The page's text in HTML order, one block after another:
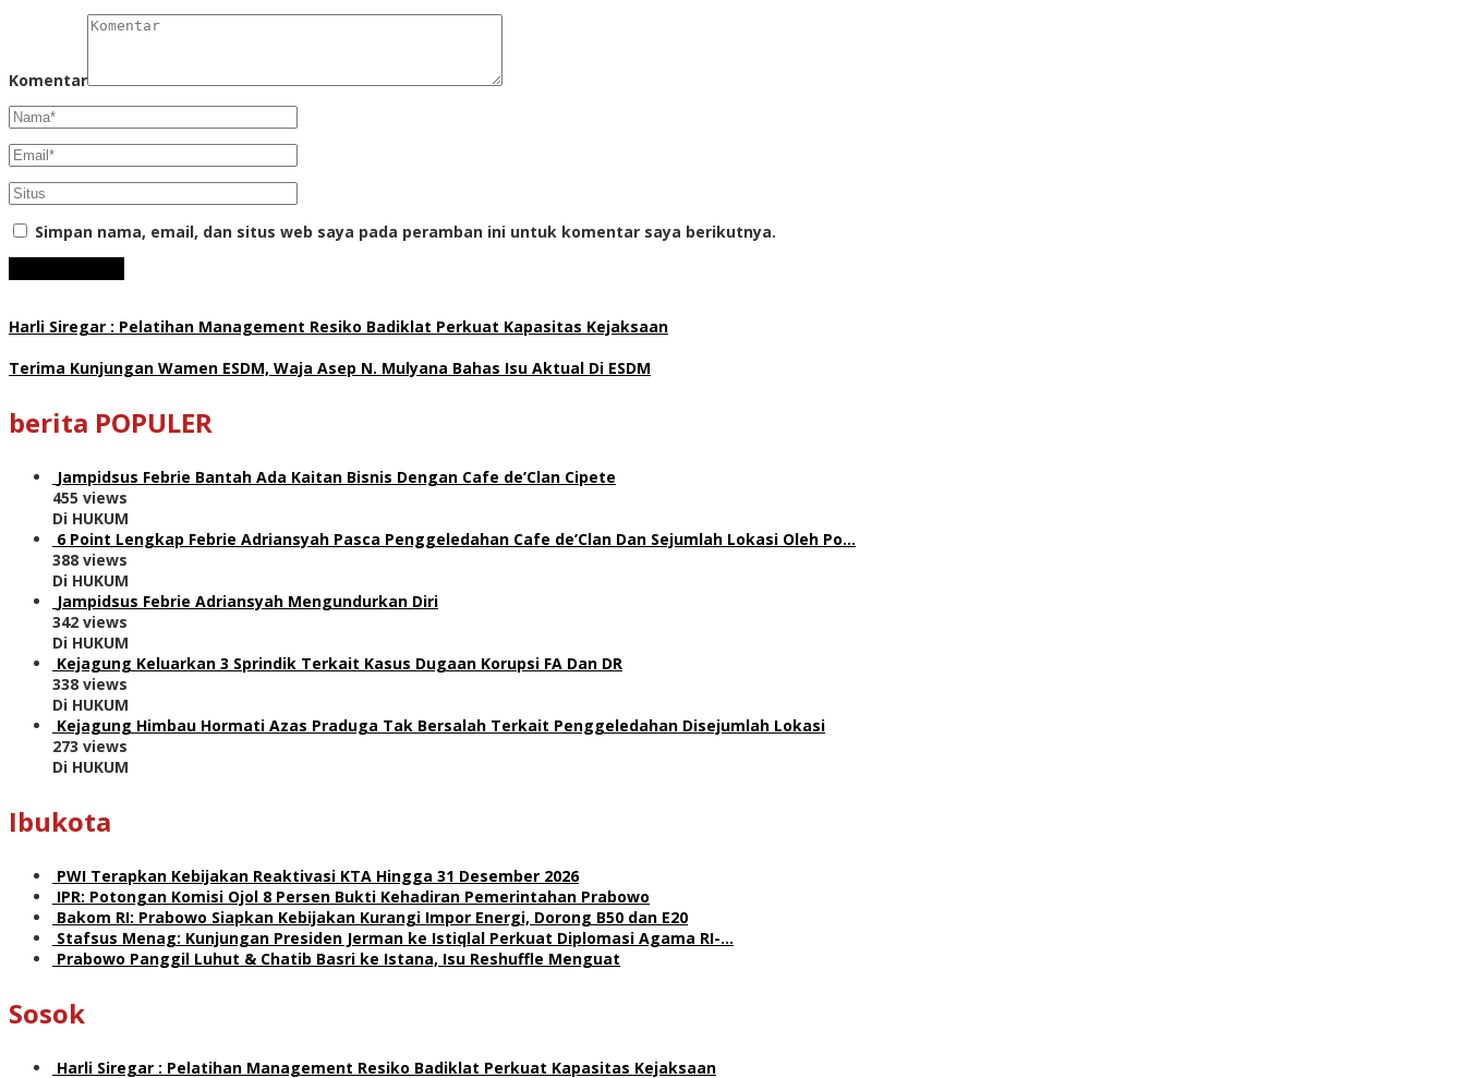
Komentar
Simpan nama, email, dan situs web saya pada peramban ini untuk komentar saya berikutnya.
Harli Siregar : Pelatihan Management Resiko Badiklat Perkuat Kapasitas Kejaksaan
Terima Kunjungan Wamen ESDM, Waja Asep N. Mulyana Bahas Isu Aktual Di ESDM
berita POPULER
Jampidsus Febrie Bantah Ada Kaitan Bisnis Dengan Cafe de’Clan Cipete
455 views
Di HUKUM
6 Point Lengkap Febrie Adriansyah Pasca Penggeledahan Cafe de’Clan Dan Sejumlah Lokasi Oleh Po…
388 views
Di HUKUM
Jampidsus Febrie Adriansyah Mengundurkan Diri
342 views
Di HUKUM
Kejagung Keluarkan 3 Sprindik Terkait Kasus Dugaan Korupsi FA Dan DR
338 views
Di HUKUM
Kejagung Himbau Hormati Azas Praduga Tak Bersalah Terkait Penggeledahan Disejumlah Lokasi
273 views
Di HUKUM
Ibukota
PWI Terapkan Kebijakan Reaktivasi KTA Hingga 31 Desember 2026
IPR: Potongan Komisi Ojol 8 Persen Bukti Kehadiran Pemerintahan Prabowo
Bakom RI: Prabowo Siapkan Kebijakan Kurangi Impor Energi, Dorong B50 dan E20
Stafsus Menag: Kunjungan Presiden Jerman ke Istiqlal Perkuat Diplomasi Agama RI-…
Prabowo Panggil Luhut & Chatib Basri ke Istana, Isu Reshuffle Menguat
Sosok
Harli Siregar : Pelatihan Management Resiko Badiklat Perkuat Kapasitas Kejaksaan